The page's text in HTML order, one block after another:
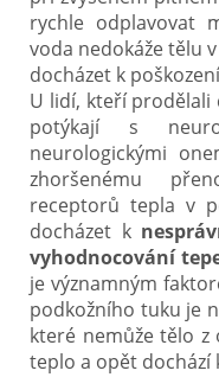
rychle odplavovat
voda nedokáže tělu
docházet k
U lidí, kteří prodělali
potýkají s
neurologickými
zhoršenému
receptorů tepla v
docházet k
vyhodnocování
je významným
podkožního tuku je
které nemůže tělo
teplo a opět